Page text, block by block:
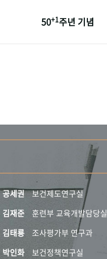
50+1주년 기념
공세권
보건제도연구실
김재준
훈련부 교육개발담당실
김태룡
조사평가부 연구과
박인화
보건정책연구실